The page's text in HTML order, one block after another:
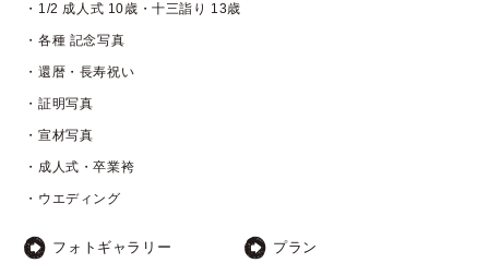
・1/2 成人式 10歳・十三詣り 13歳
・各種 記念写真
・還暦・長寿祝い
・証明写真
・宣材写真
・成人式・卒業袴
・ウエディング
フォトギャラリー プラン